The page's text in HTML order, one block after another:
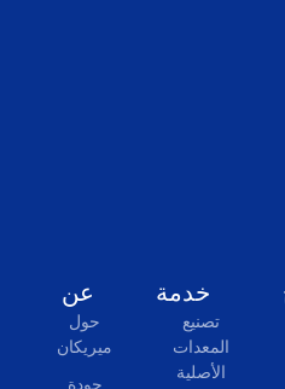
خدمة
تصنيع
المعدات
الأصلية
عن
حول
ميريكان
جودة